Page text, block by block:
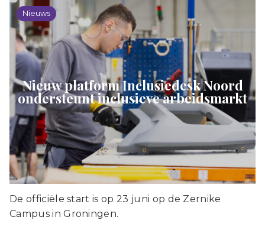
Nieuws
Nieuw platform Inclusiedesk Noord
ondersteunt inclusieve arbeidsmarkt
De officiële start is op 23 juni op de Zernike
Campus in Groningen.